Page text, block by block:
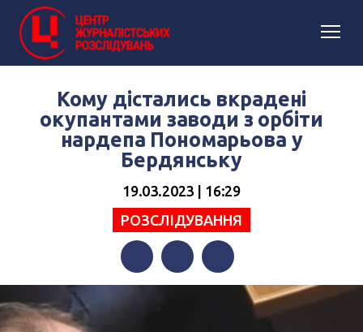
Кому дістались вкрадені
окупантами заводи з орбіти
нардепа Пономарьова у
Бердянську
19.03.2023 | 16:29
РОЗСЛІДУВАННЯ
FacebookTwitterTelegram